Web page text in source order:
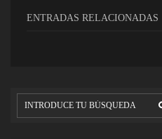
ENTRADAS RELACIONADAS